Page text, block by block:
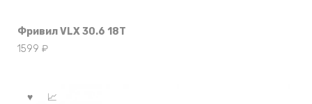
Фривил VLX 30.6 18T
1599 ₽